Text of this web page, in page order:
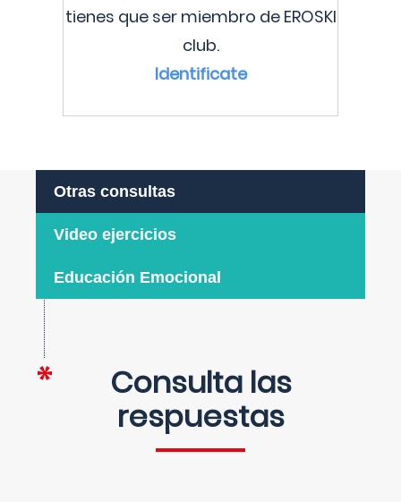
tienes que ser miembro de EROSKI
club.
Identificate
Otras consultas
Video ejercicios
Educación Emocional
Consulta las
respuestas